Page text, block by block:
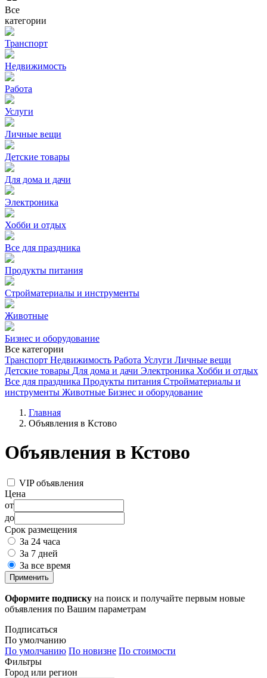
Все
категории
Транспорт
Недвижимость
Работа
Услуги
Личные вещи
Детские товары
Для дома и дачи
Электроника
Хобби и отдых
Все для праздника
Продукты питания
Стройматериалы и инструменты
Животные
Бизнес и оборудование
Все категории
Транспорт Недвижимость Работа Услуги Личные вещи
Детские товары Для дома и дачи Электроника Хобби и отдых
Все для праздника Продукты питания Стройматериалы и
инструменты Животные Бизнес и оборудование
Главная
Объявления в Кстово
Объявления в Кстово
VIP объявления
Цена
от
до
Срок размещения
За 24 часа
За 7 дней
За все время
Применить
Оформите подписку на поиск и получайте первым новые
объявления по Вашим параметрам
Подписаться
По умолчанию
По умолчанию По новизне По стоимости
Фильтры
Город или регион